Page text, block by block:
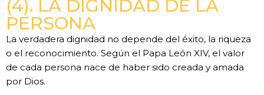
(4). LA DIGNIDAD DE LA
PERSONA
La verdadera dignidad no depende del éxito, la riqueza
o el reconocimiento. Según el Papa León XIV, el valor
de cada persona nace de haber sido creada y amada
por Dios.